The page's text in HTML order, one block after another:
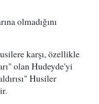
olmadığını
karşı, özellikle
olan Hudeyde'yi
Husiler